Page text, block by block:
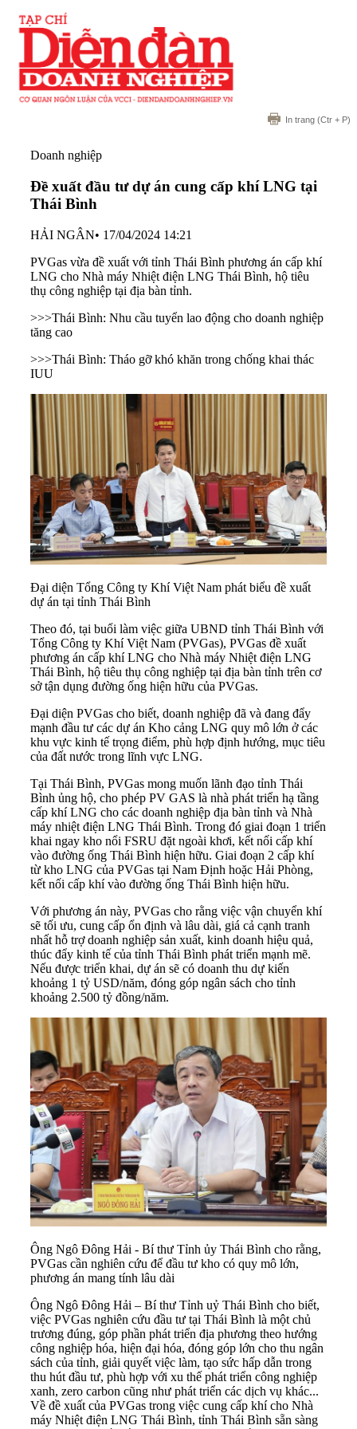
In trang (Ctr + P)
Doanh nghiệp
Đề xuất đầu tư dự án cung cấp khí LNG tại
Thái Bình
HẢI NGÂN• 17/04/2024 14:21
PVGas vừa đề xuất với tỉnh Thái Bình phương án cấp khí
LNG cho Nhà máy Nhiệt điện LNG Thái Bình, hộ tiêu
thụ công nghiệp tại địa bàn tỉnh.
>>>Thái Bình: Nhu cầu tuyển lao động cho doanh nghiệp
tăng cao
>>>Thái Bình: Tháo gỡ khó khăn trong chống khai thác
IUU
Đại diện Tổng Công ty Khí Việt Nam phát biểu đề xuất
dự án tại tỉnh Thái Bình
Theo đó, tại buổi làm việc giữa UBND tỉnh Thái Bình với
Tổng Công ty Khí Việt Nam (PVGas), PVGas đề xuất
phương án cấp khí LNG cho Nhà máy Nhiệt điện LNG
Thái Bình, hộ tiêu thụ công nghiệp tại địa bàn tỉnh trên cơ
sở tận dụng đường ống hiện hữu của PVGas.
Đại diện PVGas cho biết, doanh nghiệp đã và đang đẩy
mạnh đầu tư các dự án Kho cảng LNG quy mô lớn ở các
khu vực kinh tế trọng điểm, phù hợp định hướng, mục tiêu
của đất nước trong lĩnh vực LNG.
Tại Thái Bình, PVGas mong muốn lãnh đạo tỉnh Thái
Bình ủng hộ, cho phép PV GAS là nhà phát triển hạ tầng
cấp khí LNG cho các doanh nghiệp địa bàn tỉnh và Nhà
máy nhiệt điện LNG Thái Bình. Trong đó giai đoạn 1 triển
khai ngay kho nổi FSRU đặt ngoài khơi, kết nối cấp khí
vào đường ống Thái Bình hiện hữu. Giai đoạn 2 cấp khí
từ kho LNG của PVGas tại Nam Định hoặc Hải Phòng,
kết nối cấp khí vào đường ống Thái Bình hiện hữu.
Với phương án này, PVGas cho rằng việc vận chuyển khí
sẽ tối ưu, cung cấp ổn định và lâu dài, giá cả cạnh tranh
nhất hỗ trợ doanh nghiệp sản xuất, kinh doanh hiệu quả,
thúc đẩy kinh tế của tỉnh Thái Bình phát triển mạnh mẽ.
Nếu được triển khai, dự án sẽ có doanh thu dự kiến
khoảng 1 tỷ USD/năm, đóng góp ngân sách cho tỉnh
khoảng 2.500 tỷ đồng/năm.
Ông Ngô Đông Hải - Bí thư Tỉnh ủy Thái Bình cho rằng,
PVGas cần nghiên cứu để đầu tư kho có quy mô lớn,
phương án mang tính lâu dài
Ông Ngô Đông Hải – Bí thư Tỉnh uỷ Thái Bình cho biết,
việc PVGas nghiên cứu đầu tư tại Thái Bình là một chủ
trương đúng, góp phần phát triển địa phương theo hướng
công nghiệp hóa, hiện đại hóa, đóng góp lớn cho thu ngân
sách của tỉnh, giải quyết việc làm, tạo sức hấp dẫn trong
thu hút đầu tư, phù hợp với xu thế phát triển công nghiệp
xanh, zero carbon cũng như phát triển các dịch vụ khác...
Về đề xuất của PVGas trong việc cung cấp khí cho Nhà
máy Nhiệt điện LNG Thái Bình, tỉnh Thái Bình sẵn sàng